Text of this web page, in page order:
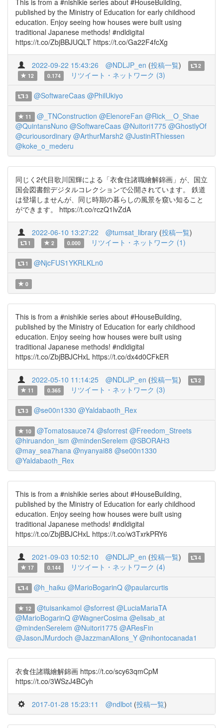
This is from a #nishikie series about #HouseBuilding,
published by the Ministry of Education for early childhood
education. Enjoy seeing how houses were built using
traditional Japanese methods! #ndldigital
https://t.co/ZbjBBJUQLT https://t.co/Ga22F4fcXg
2022-09-22 15:43:26 @NDLJP_en (投稿一覧)
2
12
0.174 リツイート・ネットワーク (3)
3 @SoftwareCaas @PhilUkiyo
11 @_TNConstruction @ElenoreFan @Rick__O_Shae
@QuintansNuno @SoftwareCaas @Nuitori1775 @GhostlyOf
@curiousordinary @ArthurMarsh2 @JustinRThiessen
@koke_o_mederu
同じく2代目歌川国輝による「衣食住諸職繪解錦画」が、国立
国会図書館デジタルコレクションで公開されています。 鉄道
は登場しませんが、同じ時期の暮らしの風景を窺い知ること
ができます。 https://t.co/rczQ1lvZdA
2022-06-10 13:27:22 @tumsat_library (投稿一覧)
1 2 0.000 リツイート・ネットワーク (1)
1 @NjcFUS1YKRLKLn0
0
This is from a #nishikie series about #HouseBuilding,
published by the Ministry of Education for early childhood
education. Enjoy seeing how houses were built using
traditional Japanese methods! #ndldigital
https://t.co/ZbjBBJCHxL https://t.co/dx4d0CFkER
2022-05-10 11:14:25 @NDLJP_en (投稿一覧)
2
11
0.365 リツイート・ネットワーク (3)
3 @se00n1330 @Yaldabaoth_Rex
10 @Tomatosauce74 @sforrest @Freedom_Streets
@hiruandon_ism @mindenSerelem @SBORAH3
@may_sea7hana @nyanyai88 @se00n1330
@Yaldabaoth_Rex
This is from a #nishikie series about #HouseBuilding,
published by the Ministry of Education for early childhood
education. Enjoy seeing how houses were built using
traditional Japanese methods! #ndldigital
https://t.co/ZbjBBJCHxL https://t.co/w3TxrkPRY6
2021-09-03 10:52:10 @NDLJP_en (投稿一覧)
4
17
0.144 リツイート・ネットワーク (4)
4 @h_haiku @MarioBogarinQ @paularcurtis
12 @tuisankamol @sforrest @LuciaMariaTA
@MarioBogarinQ @WagnerCosima @elisab_at
@mindenSerelem @Nuitori1775 @AResFin
@JasonJMurdoch @JazzmanAllons_Y @nihontocanada1
衣食住諸職繪解錦画 https://t.co/scy63qmCpM
https://t.co/3WSzJ4BCyh
2017-01-28 15:23:11 @ndlbot (投稿一覧)